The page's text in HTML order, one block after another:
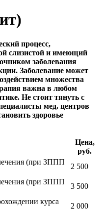
процесс,
слизистой и имеющий
заболевания
Заболевание может
множества
важна в любом
Не стоит тянуть с
мед. центров
здоровье
Цена,
руб.
(при ЗППП
2 500
(при ЗППП
3 500
курса
2 000